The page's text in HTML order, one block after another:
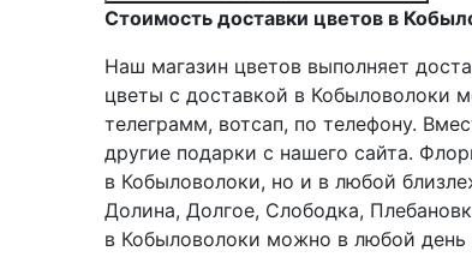
Стоимость доставки цветов в
Наш магазин цветов выполняет
цветы с доставкой в Кобыловолоки
телеграмм, вотсап, по телефону.
другие подарки с нашего сайта.
в Кобыловолоки, но и в любой
Долина, Долгое, Слободка,
в Кобыловолоки можно в любой день